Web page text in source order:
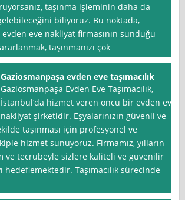
taşınma işleminin daha da
biliyoruz. Bu noktada,
eve nakliyat firmasının sunduğu
taşınmanızı çok
Gaziosmanpaşa evden eve taşımacılık
Gaziosmanpaşa Evden Eve Taşımacılık,
İstanbul‘da hizmet veren öncü bir evden eve
nakliyat şirketidir. Eşyalarınızın güvenli ve
taşınması için profesyonel ve
hizmet sunuyoruz. Firmamız, yılların
ve tecrübeyle sizlere kaliteli ve güvenilir
hedeflemektedir. Taşımacılık sürecinde